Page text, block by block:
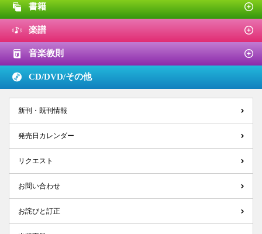
書籍
楽譜
音楽教則
CD/DVD/その他
新刊・既刊情報
発売日カレンダー
リクエスト
お問い合わせ
お詫びと訂正